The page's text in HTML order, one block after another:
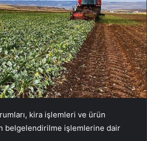
kira işlemleri ve ürün
belgelendirilme işlemlerine dair